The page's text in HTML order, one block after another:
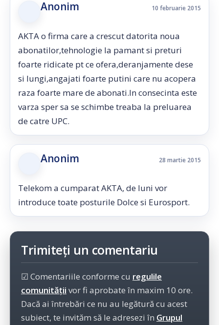
Anonim 10 februarie 2015
AKTA o firma care a crescut datorita noua
abonatilor,tehnologie la pamant si preturi
foarte ridicate pt ce ofera,deranjamente dese
si lungi,angajati foarte putini care nu acopera
raza foarte mare de abonati.In consecinta este
varza sper sa se schimbe treaba la preluarea
de catre UPC.
Anonim 28 martie 2015
Telekom a cumparat AKTA, de luni vor
introduce toate posturile Dolce si Eurosport.
Trimiteți un comentariu
☑ Comentariile conforme cu regulile
comunității vor fi aprobate în maxim 10 ore.
Dacă ai întrebări ce nu au legătură cu acest
subiect, te invităm să le adresezi în Grupul